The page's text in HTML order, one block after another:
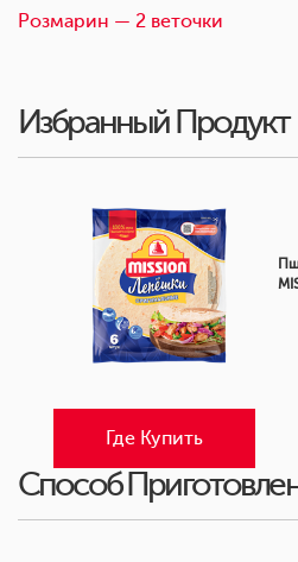
Розмарин — 2 веточки
Избранный Продукт
Где Купить
Способ